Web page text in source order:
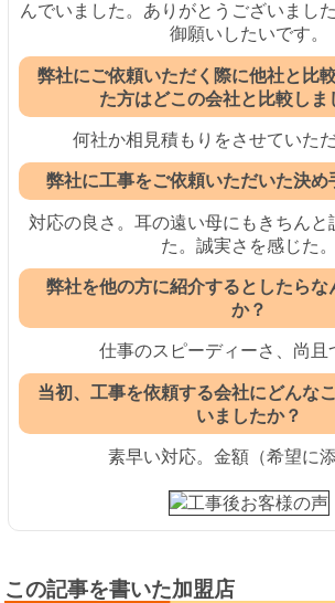
んでいました。ありがとうございまし
御願いしたいです。
弊社にご依頼いただく際に他社と比
た方はどこの会社と比較しま
何社か相見積もりをさせていた
弊社に工事をご依頼いただいた決め
対応の良さ。耳の遠い母にもきちんと
た。誠実さを感じた。
弊社を他の方に紹介するとしたらな
か？
仕事のスピーディーさ、尚且
当初、工事を依頼する会社にどんな
いましたか？
素早い対応。金額（希望に添
この記事を書いた加盟店